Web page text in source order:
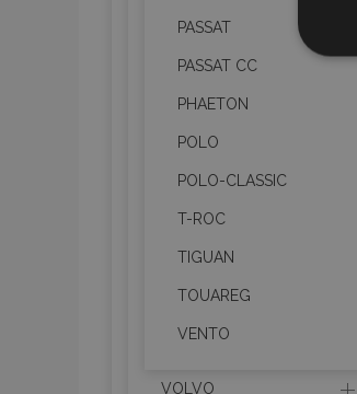
PASSAT
PASSAT CC
PHAETON
POLO
POLO-CLASSIC
T-ROC
TIGUAN
TOUAREG
VENTO
VOLVO